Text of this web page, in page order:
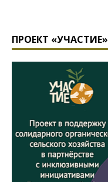
ПРОЕКТ «УЧАСТИЕ»